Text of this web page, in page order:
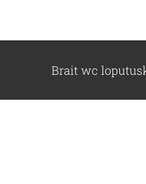
Brait wc